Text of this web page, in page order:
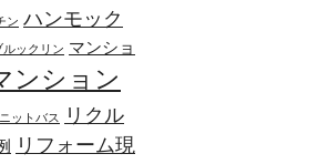
ン ハンモック
ルックリン マンショ
ンション
ットバス
リクル
リフォーム現